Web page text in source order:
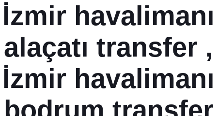
İzmir havalimanı
alaçatı transfer ,
İzmir havalimanı